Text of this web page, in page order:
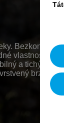
vlastnosti
a tichý